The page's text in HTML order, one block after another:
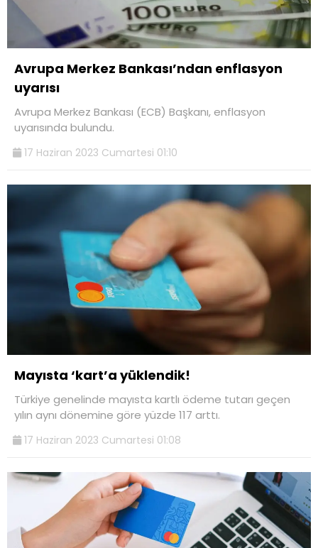
Avrupa Merkez Bankası’ndan enflasyon
uyarısı
Avrupa Merkez Bankası (ECB) Başkanı, enflasyon
uyarısında bulundu.
17 Haziran 2023 Cumartesi 01:10
Mayısta ‘kart’a yüklendik!
Türkiye genelinde mayısta kartlı ödeme tutarı geçen
yılın aynı dönemine göre yüzde 117 arttı.
17 Haziran 2023 Cumartesi 01:08